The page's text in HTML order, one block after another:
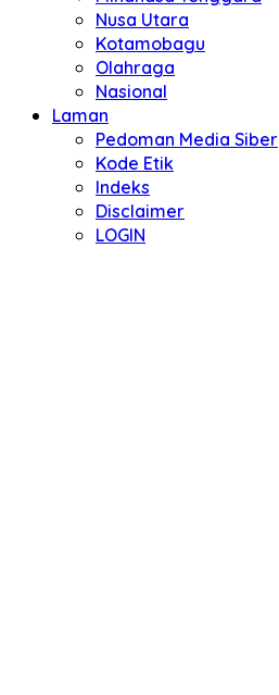
Nusa Utara
Kotamobagu
Olahraga
Nasional
Laman
Pedoman Media Siber
Kode Etik
Indeks
Disclaimer
LOGIN